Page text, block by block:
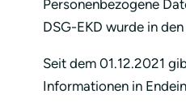
Personenbezogene
DSG-EKD wurde in
Seit dem 01.12.2021
Informationen in